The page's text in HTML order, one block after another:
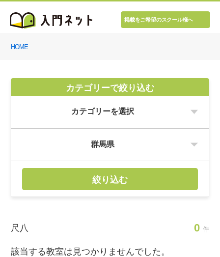
掲載をご希望のスクール様へ
HOME
カテゴリーで絞り込む
絞り込む
尺八 0 件
該当する教室は見つかりませんでした。